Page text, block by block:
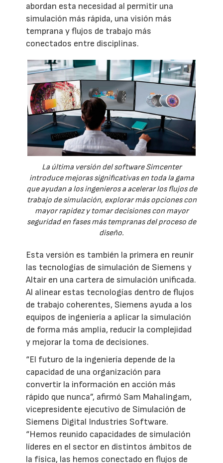
abordan esta necesidad al permitir una
simulación más rápida, una visión más
temprana y flujos de trabajo más
conectados entre disciplinas.
La última versión del software Simcenter
introduce mejoras significativas en toda la gama
que ayudan a los ingenieros a acelerar los flujos de
trabajo de simulación, explorar más opciones con
mayor rapidez y tomar decisiones con mayor
seguridad en fases más tempranas del proceso de
diseño.
Esta versión es también la primera en reunir
las tecnologías de simulación de Siemens y
Altair en una cartera de simulación unificada.
Al alinear estas tecnologías dentro de flujos
de trabajo coherentes, Siemens ayuda a los
equipos de ingeniería a aplicar la simulación
de forma más amplia, reducir la complejidad
y mejorar la toma de decisiones.
“El futuro de la ingeniería depende de la
capacidad de una organización para
convertir la información en acción más
rápido que nunca”, afirmó Sam Mahalingam,
vicepresidente ejecutivo de Simulación de
Siemens Digital Industries Software.
“Hemos reunido capacidades de simulación
líderes en el sector en distintos ámbitos de
la física, las hemos conectado en flujos de